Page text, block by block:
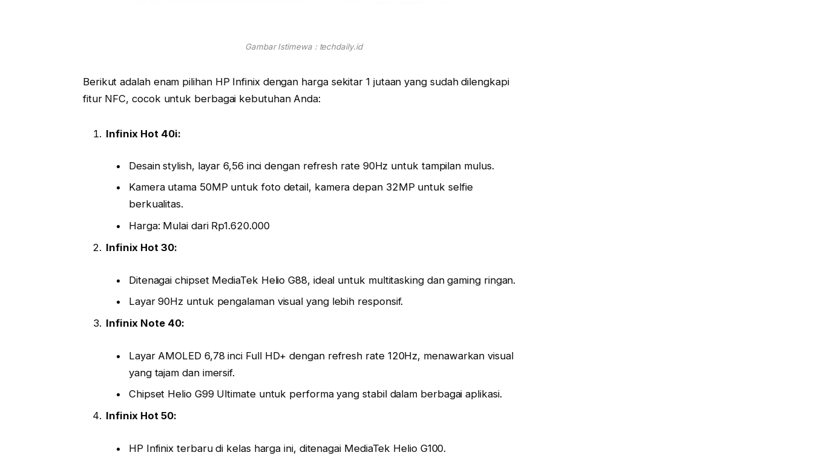
Gambar Istimewa : techdaily.id
Berikut adalah enam pilihan HP Infinix dengan harga sekitar 1 jutaan yang sudah dilengkapi
fitur NFC, cocok untuk berbagai kebutuhan Anda:
Infinix Hot 40i:
Desain stylish, layar 6,56 inci dengan refresh rate 90Hz untuk tampilan mulus.
Kamera utama 50MP untuk foto detail, kamera depan 32MP untuk selfie
berkualitas.
Harga: Mulai dari Rp1.620.000
Infinix Hot 30:
Ditenagai chipset MediaTek Helio G88, ideal untuk multitasking dan gaming ringan.
Layar 90Hz untuk pengalaman visual yang lebih responsif.
Infinix Note 40:
Layar AMOLED 6,78 inci Full HD+ dengan refresh rate 120Hz, menawarkan visual
yang tajam dan imersif.
Chipset Helio G99 Ultimate untuk performa yang stabil dalam berbagai aplikasi.
Infinix Hot 50:
HP Infinix terbaru di kelas harga ini, ditenagai MediaTek Helio G100.